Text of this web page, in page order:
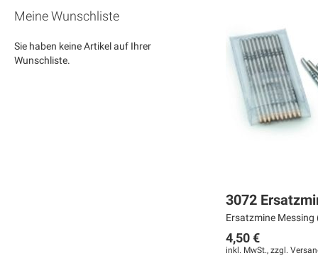
3072
Ersatzmine Messing
4,50 €
inkl. MwSt., zzgl.
Meine Wunschliste
Sie haben keine Artikel auf Ihrer
Wunschliste.